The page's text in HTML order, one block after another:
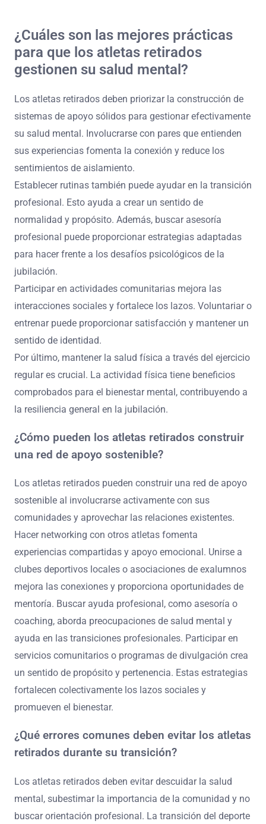
para el apoyo en salud mental a través de varias
plataformas y herramientas. Las aplicaciones de terapia
digital proporcionan opciones de asesoría accesibles,
mientras que los grupos de apoyo en línea fomentan
conexiones comunitarias. Los dispositivos portátiles
pueden rastrear métricas de bienestar mental,
mejorando la autoconciencia. Las experiencias de
realidad virtual ofrecen técnicas de relajación
inmersivas, ayudando en la gestión del estrés. Las redes
sociales pueden servir como un espacio para compartir
experiencias y construir redes de apoyo.
¿Cuáles son las mejores prácticas
para que los atletas retirados
gestionen su salud mental?
Los atletas retirados deben priorizar la construcción de
sistemas de apoyo sólidos para gestionar efectivamente
su salud mental. Involucrarse con pares que entienden
sus experiencias fomenta la conexión y reduce los
sentimientos de aislamiento.
Establecer rutinas también puede ayudar en la transición
normalidad y propósito. Además, buscar asesoría
profesional puede proporcionar estrategias adaptadas
para hacer frente a los desafíos psicológicos de la
jubilación.
Participar en actividades comunitarias mejora las
interacciones sociales y fortalece los lazos. Voluntariar o
entrenar puede proporcionar satisfacción y mantener un
sentido de identidad.
Por último, mantener la salud física a través del ejercicio
regular es crucial. La actividad física tiene beneficios
comprobados para el bienestar mental, contribuyendo a
la resiliencia general en la jubilación.
¿Cómo pueden los atletas retirados construir
una red de apoyo sostenible?
Los atletas retirados pueden construir una red de apoyo
comunidades y aprovechar las relaciones existentes.
experiencias compartidas y apoyo emocional. Unirse a
clubes deportivos locales o asociaciones de exalumnos
mejora las conexiones y proporciona oportunidades de